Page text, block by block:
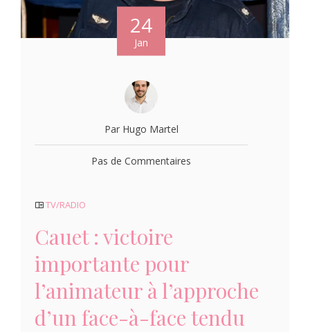
24
Jan
Par Hugo Martel
Pas de Commentaires
TV/RADIO
Cauet : victoire
importante pour
l’animateur à l’approche
d’un face-à-face tendu